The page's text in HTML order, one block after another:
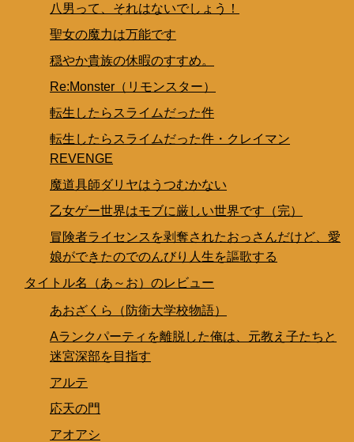
八男って、それはないでしょう！
聖女の魔力は万能です
穏やか貴族の休暇のすすめ。
Re:Monster（リモンスター）
転生したらスライムだった件
転生したらスライムだった件・クレイマン
REVENGE
魔道具師ダリヤはうつむかない
乙女ゲー世界はモブに厳しい世界です（完）
冒険者ライセンスを剥奪されたおっさんだけど、愛
娘ができたのでのんびり人生を謳歌する
タイトル名（あ～お）のレビュー
あおざくら（防衛大学校物語）
Aランクパーティを離脱した俺は、元教え子たちと
迷宮深部を目指す
アルテ
応天の門
アオアシ